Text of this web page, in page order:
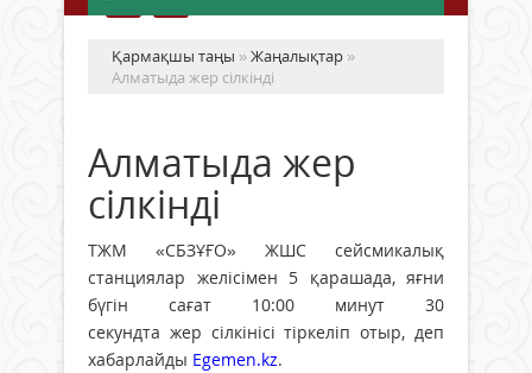
Қармақшы таңы »Жаңалықтар »
Алматыда жер сілкінді
Алматыда жер
сілкінді
ТЖМ «СБЗҰҒО» ЖШС сейсмикалық
станциялар желісімен 5 қарашада, яғни
бүгін сағат 10:00 минут 30
секундта жер сілкінісі тіркеліп отыр, деп
хабарлайды Egemen.kz.